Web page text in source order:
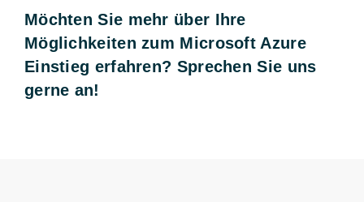
Möchten Sie mehr über Ihre
Möglichkeiten zum Microsoft Azure
Einstieg erfahren? Sprechen Sie uns
gerne an!